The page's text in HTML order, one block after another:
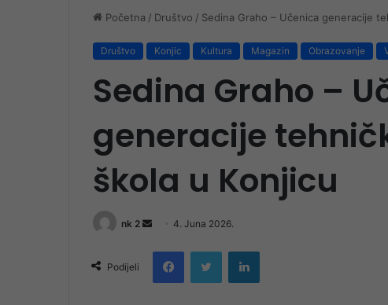
Početna / Društvo / Sedina Graho – Učenica generacije
Društvo Konjic Kultura Magazin Obrazovanje
Sedina Graho –
generacije
škola u Konjicu
nk 2
Send
email
4. Juna 2026.
Podijeli
FacebookTwitter LinkedIn